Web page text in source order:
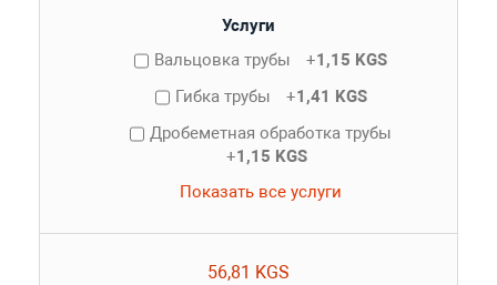
Услуги
Вальцовка трубы
+1,15 KGS
Гибка трубы
+1,41 KGS
Дробеметная обработка трубы
+1,15 KGS
Показать все услуги
56,81 KGS